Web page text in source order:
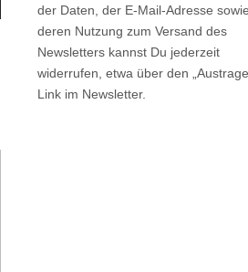
der Daten, der E-Mail-Adresse sowie
deren Nutzung zum Versand des
Newsletters kannst Du jederzeit
widerrufen, etwa über den
Link im Newsletter.